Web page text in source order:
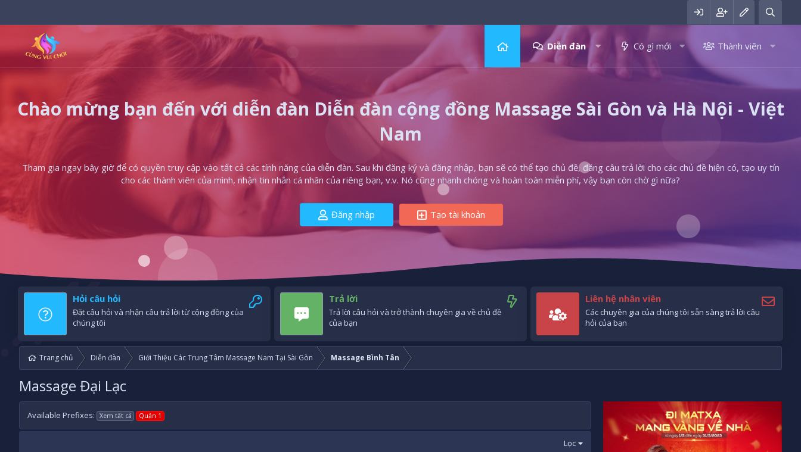
Diễn đàn Có gì mới Thành viên
Chào mừng bạn đến với diễn đàn Diễn đàn cộng đồng Massage Sài Gòn và Hà Nội - Việt
Nam
Tham gia ngay bây giờ để có quyền truy cập vào tất cả các tính năng của diễn đàn. Sau khi đăng ký và đăng nhập, bạn sẽ có thể tạo chủ đề, đăng câu trả lời cho các chủ đề hiện có, tạo uy tín
cho các thành viên của mình, nhận tin nhắn cá nhân của riêng bạn, v.v. Nó cũng nhanh chóng và hoàn toàn miễn phí, vậy bạn còn chờ gì nữa?
Đăng nhập Tạo tài khoản
Hỏi câu hỏi
Đặt câu hỏi và nhận câu trả lời từ cộng đồng của
chúng tôi
Trả lời
Trả lời câu hỏi và trở thành chuyên gia về chủ đề
của bạn
Liên hệ nhân viên
Các chuyên gia của chúng tôi sẵn sàng trả lời câu
hỏi của bạn
Trang chủ Diễn đàn Giới Thiệu Các Trung Tâm Massage Nam Tại Sài Gòn Massage Bình Tân
Massage Đại Lạc
Available Prefixes: Xem tất cả Quận 1
Lọc